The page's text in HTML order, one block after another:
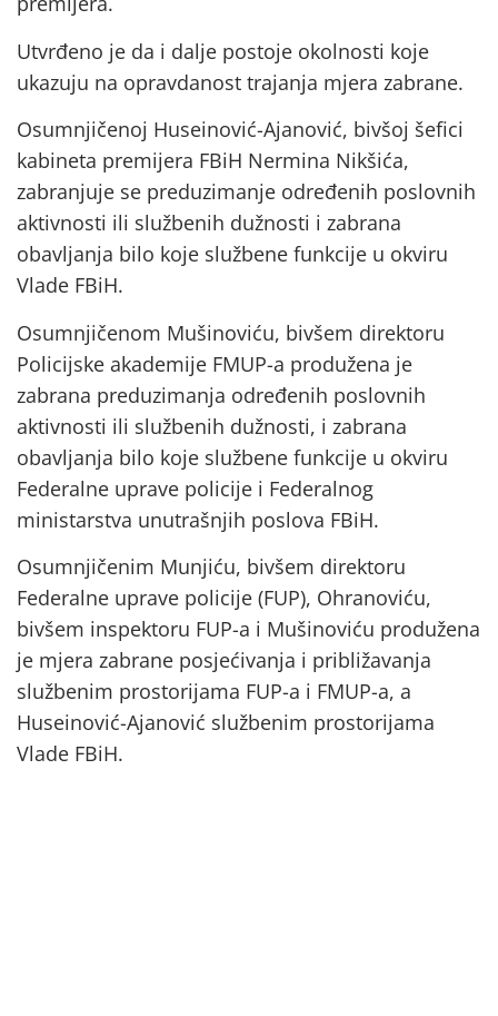
Utvrđeno je da i dalje postoje okolnosti koje
ukazuju na opravdanost trajanja mjera zabrane.
Osumnjičenoj Huseinović-Ajanović, bivšoj šefici
kabineta premijera FBiH Nermina Nikšića,
zabranjuje se preduzimanje određenih poslovnih
aktivnosti ili službenih dužnosti i zabrana
obavljanja bilo koje službene funkcije u okviru
Vlade FBiH.
Osumnjičenom Mušinoviću, bivšem direktoru
Policijske akademije FMUP-a produžena je
zabrana preduzimanja određenih poslovnih
aktivnosti ili službenih dužnosti, i zabrana
obavljanja bilo koje službene funkcije u okviru
Federalne uprave policije i Federalnog
ministarstva unutrašnjih poslova FBiH.
Osumnjičenim Munjiću, bivšem direktoru
Federalne uprave policije (FUP), Ohranoviću,
bivšem inspektoru FUP-a i Mušinoviću produžena
je mjera zabrane posjećivanja i približavanja
službenim prostorijama FUP-a i FMUP-a, a
Huseinović-Ajanović službenim prostorijama
Vlade FBiH.